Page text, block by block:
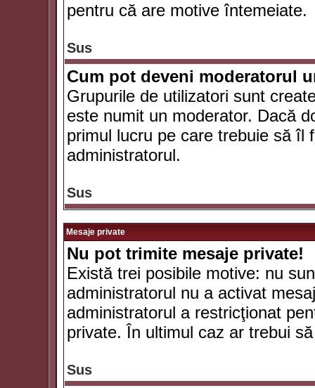
pentru că are motive întemeiate.
Sus
Cum pot deveni moderatorul
Grupurile de utilizatori sunt
este numit un moderator. Dacă
primul lucru pe care trebuie să îl
administratorul.
Sus
Mesaje private
Nu pot trimite mesaje private!
Există trei posibile motive: nu
administratorul nu a activat
administratorul a restricţionat
private. În ultimul caz ar trebui
Sus